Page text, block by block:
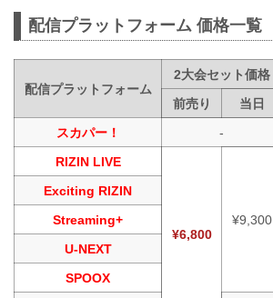
配信プラットフォーム 価格一覧
配信プラットフォーム
2大会セット価格
前売り
当日
スカパー！
-
RIZIN LIVE
¥6,800
¥9,300
Exciting RIZIN
Streaming+
U-NEXT
SPOOX